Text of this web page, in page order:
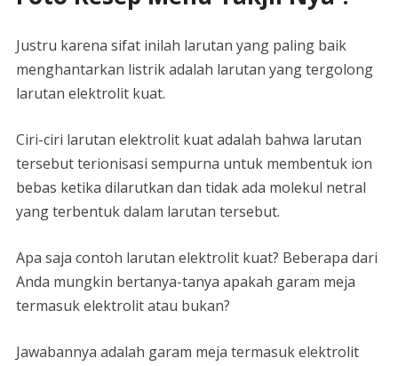
Justru karena sifat inilah larutan yang paling baik
menghantarkan listrik adalah larutan yang tergolong
larutan elektrolit kuat.
Ciri-ciri larutan elektrolit kuat adalah bahwa larutan
tersebut terionisasi sempurna untuk membentuk ion
bebas ketika dilarutkan dan tidak ada molekul netral
yang terbentuk dalam larutan tersebut.
Apa saja contoh larutan elektrolit kuat? Beberapa dari
Anda mungkin bertanya-tanya apakah garam meja
termasuk elektrolit atau bukan?
Jawabannya adalah garam meja termasuk elektrolit